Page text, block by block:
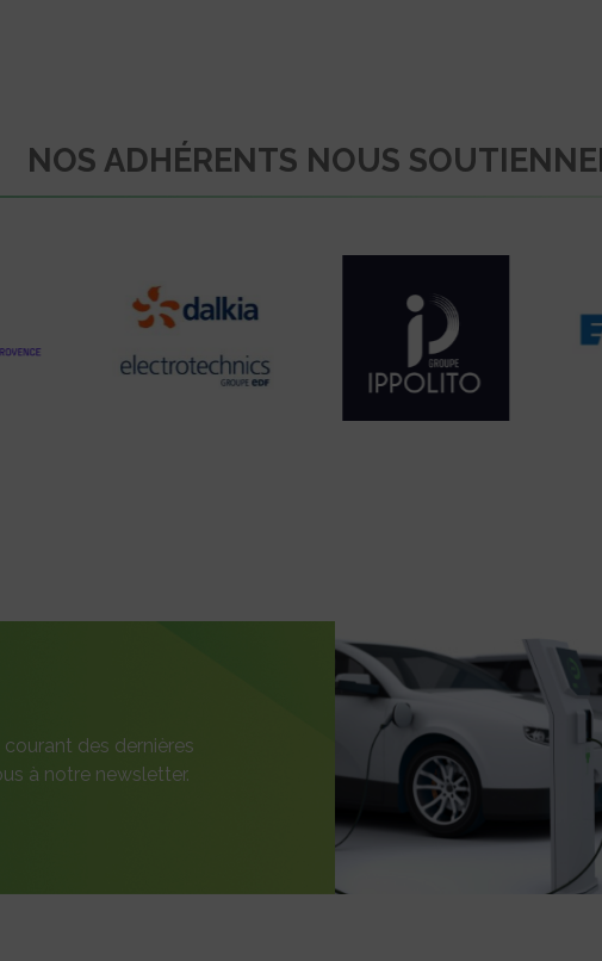
NOS ADHÉRENTS NOUS
des dernières
à notre newsletter.